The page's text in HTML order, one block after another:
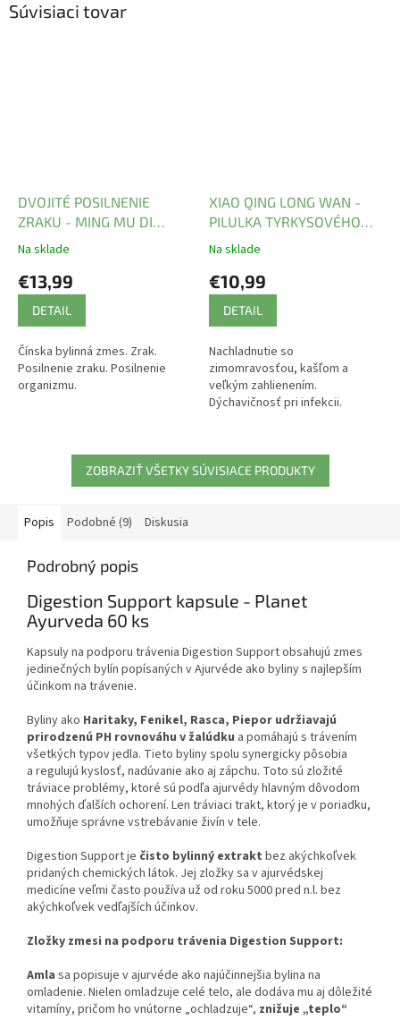
Súvisiaci tovar
DVOJITÉ POSILNENIE
ZRAKU - MING MU DI
HUANG WAN - WBO7.8
Na sklade
€13,99
DETAIL
Čínska bylinná zmes. Zrak.
Posilnenie zraku. Posilnenie
organizmu.
XIAO QING LONG WAN -
PILULKA TYRKYSOVÉHO
DRAKA
Na sklade
€10,99
DETAIL
Nachladnutie so
zimomravosťou, kašľom a
veľkým zahlienením.
Dýchavičnosť pri infekcii.
ZOBRAZIŤ VŠETKY SÚVISIACE PRODUKTY
Popis Podobné (9) Diskusia
Podrobný popis
Digestion Support kapsule - Planet
Ayurveda 60 ks
Kapsuly na podporu trávenia Digestion Support obsahujú zmes
jedinečných bylín popísaných v Ajurvéde ako byliny s najlepším
účinkom na trávenie.
Byliny ako Haritaky, Fenikel, Rasca, Piepor udržiavajú
prirodzenú PH rovnováhu v žalúdku a pomáhajú s trávením
všetkých typov jedla. Tieto byliny spolu synergicky pôsobia
a regulujú kyslosť, nadúvanie ako aj zápchu. Toto sú zložité
tráviace problémy, ktoré sú podľa ajurvédy hlavným dôvodom
mnohých ďalších ochorení. Len tráviaci trakt, ktorý je v poriadku,
umožňuje správne vstrebávanie živín v tele.
Digestion Support je čisto bylinný extrakt bez akýchkoľvek
pridaných chemických látok. Jej zložky sa v ajurvédskej
medicíne veľmi často používa už od roku 5000 pred n.l. bez
akýchkoľvek vedľajších účinkov.
Zložky zmesi na podporu trávenia Digestion Support:
Amla sa popisuje v ajurvéde ako najúčinnejšia bylina na
omladenie. Nielen omladzuje celé telo, ale dodáva mu aj dôležité
vitamíny, pričom ho vnútorne „ochladzuje“, znižuje „teplo“